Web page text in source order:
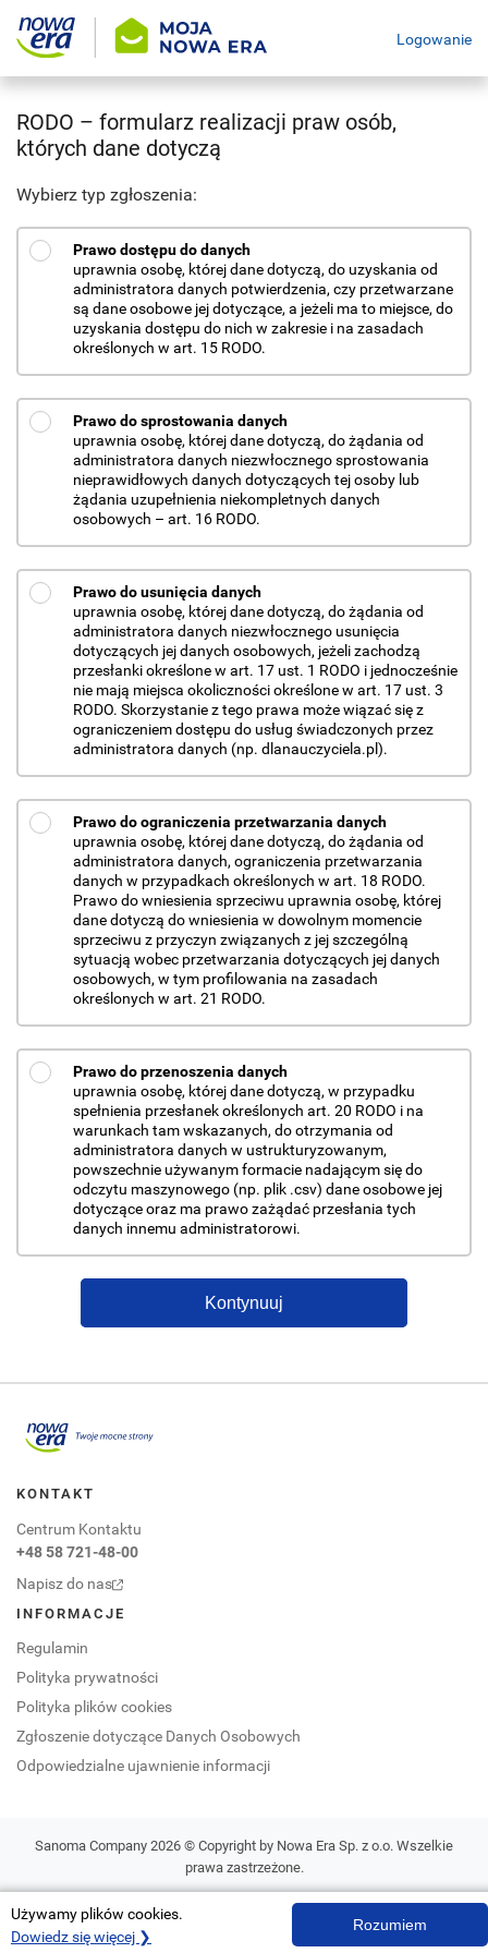
Logowanie
RODO – formularz realizacji praw osób,
których dane dotyczą
Wybierz typ zgłoszenia:
Prawo dostępu do danych
uprawnia osobę, której dane dotyczą, do uzyskania od
administratora danych potwierdzenia, czy przetwarzane
są dane osobowe jej dotyczące, a jeżeli ma to miejsce, do
uzyskania dostępu do nich w zakresie i na zasadach
określonych w art. 15 RODO.
Prawo do sprostowania danych
uprawnia osobę, której dane dotyczą, do żądania od
administratora danych niezwłocznego sprostowania
nieprawidłowych danych dotyczących tej osoby lub
żądania uzupełnienia niekompletnych danych
osobowych – art. 16 RODO.
Prawo do usunięcia danych
uprawnia osobę, której dane dotyczą, do żądania od
administratora danych niezwłocznego usunięcia
dotyczących jej danych osobowych, jeżeli zachodzą
przesłanki określone w art. 17 ust. 1 RODO i jednocześnie
nie mają miejsca okoliczności określone w art. 17 ust. 3
RODO. Skorzystanie z tego prawa może wiązać się z
ograniczeniem dostępu do usług świadczonych przez
administratora danych (np. dlanauczyciela.pl).
Prawo do ograniczenia przetwarzania danych
uprawnia osobę, której dane dotyczą, do żądania od
administratora danych, ograniczenia przetwarzania
danych w przypadkach określonych w art. 18 RODO.
Prawo do wniesienia sprzeciwu uprawnia osobę, której
dane dotyczą do wniesienia w dowolnym momencie
sprzeciwu z przyczyn związanych z jej szczególną
sytuacją wobec przetwarzania dotyczących jej danych
osobowych, w tym profilowania na zasadach
określonych w art. 21 RODO.
Prawo do przenoszenia danych
uprawnia osobę, której dane dotyczą, w przypadku
spełnienia przesłanek określonych art. 20 RODO i na
warunkach tam wskazanych, do otrzymania od
administratora danych w ustrukturyzowanym,
powszechnie używanym formacie nadającym się do
odczytu maszynowego (np. plik .csv) dane osobowe jej
dotyczące oraz ma prawo zażądać przesłania tych
danych innemu administratorowi.
Kontynuuj
KONTAKT
Centrum Kontaktu
+48 58 721-48-00
Napisz do nas
INFORMACJE
Regulamin
Polityka prywatności
Polityka plików cookies
Zgłoszenie dotyczące Danych Osobowych
Odpowiedzialne ujawnienie informacji
Sanoma Company 2026 © Copyright by Nowa Era Sp. z o.o. Wszelkie
prawa zastrzeżone.
Używamy plików cookies.
Dowiedz się więcej ❯
Rozumiem